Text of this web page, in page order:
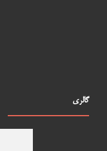
گالری